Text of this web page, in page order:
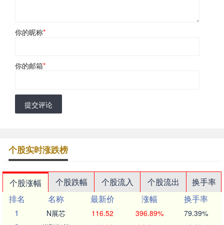
你的昵称*
你的邮箱*
提交评论
个股实时涨跌榜
个股涨幅 个股跌幅 个股流入 个股流出
换手率
排名
名称 最新价 涨幅
换手率
1
N展芯 116.52 396.89% 79.39%